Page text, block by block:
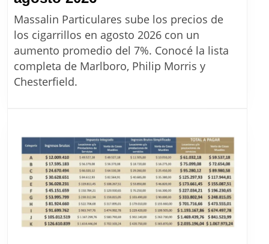
de
cigarrillos
en
Argentina:
precios
de
Massalin
desde
agosto
2026
Massalin Particulares sube los precios de
los cigarrillos en agosto 2026 con un
aumento promedio del 7%. Conocé la lista
completa de Marlboro, Philip Morris y
Chesterfield.